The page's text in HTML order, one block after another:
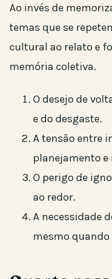
Ao invés de
temas que se
cultural ao relato e
memória coletiva.
O desejo de
e do desgaste.
A tensão entre
planejamento e
O perigo de
ao redor.
A necessidade
mesmo